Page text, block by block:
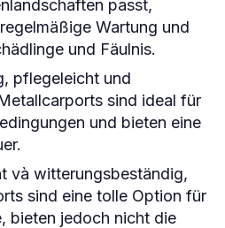
passt,
Wartung und
und Fäulnis.
pflegeleicht und
sind ideal für
und bieten eine
và witterungsbeständig,
sind eine tolle Option für
bieten jedoch nicht die